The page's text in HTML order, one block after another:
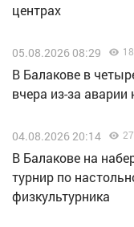
центрах
05.08.2026 08:29
В Балакове в
вчера из-за
04.08.2026 20:14
В Балакове на
турнир по
физкультурника